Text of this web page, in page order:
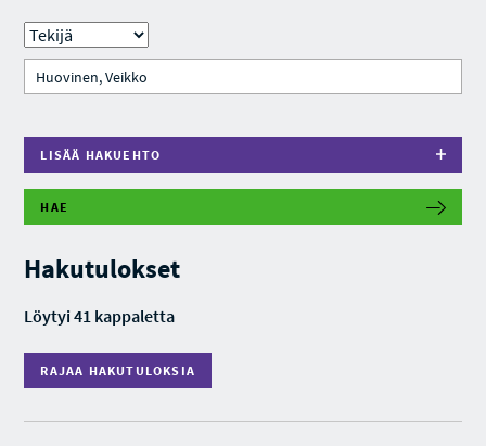
LISÄÄ HAKUEHTO
HAE
Hakutulokset
Löytyi 41 kappaletta
RAJAA HAKUTULOKSIA
R
A
A
U
T
U
O